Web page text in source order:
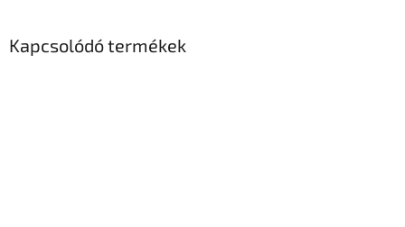
Kapcsolódó termékek